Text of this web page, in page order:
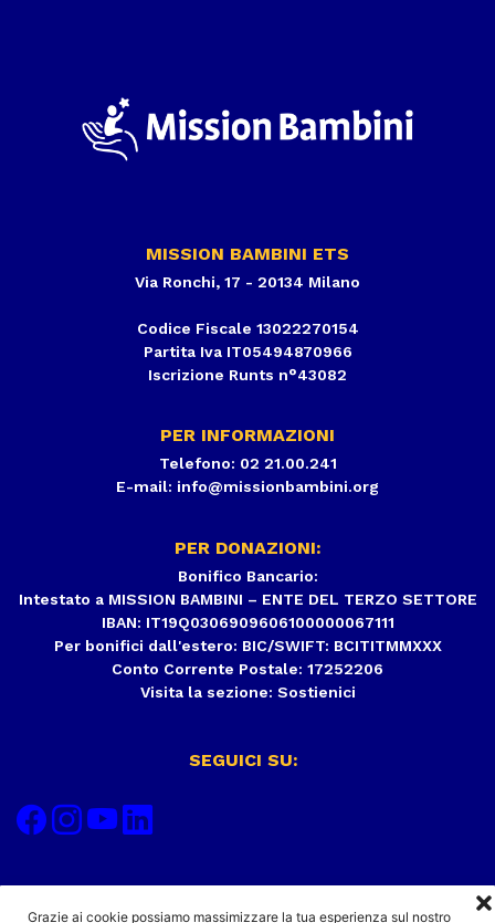
Grazie ai cookie possiamo massimizzare la tua esperienza sul nostro
MISSION BAMBINI ETS
Via Ronchi, 17 - 20134 Milano
Codice Fiscale 13022270154
Partita Iva IT05494870966
Iscrizione Runts n°43082
PER INFORMAZIONI
Telefono: 02 21.00.241
E-mail: info@missionbambini.org
PER DONAZIONI:
Bonifico Bancario:
Intestato a MISSION BAMBINI – ENTE DEL TERZO SETTORE
IBAN: IT19Q0306909606100000067111
Per bonifici dall'estero: BIC/SWIFT: BCITITMMXXX
Conto Corrente Postale: 17252206
Visita la sezione: Sostienici
SEGUICI SU: